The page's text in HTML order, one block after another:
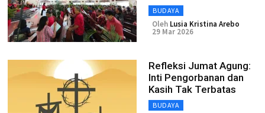
BUDAYA
Oleh Lusia Kristina Arebo
29 Mar 2026
Refleksi Jumat Agung:
Inti Pengorbanan dan
Kasih Tak Terbatas
BUDAYA